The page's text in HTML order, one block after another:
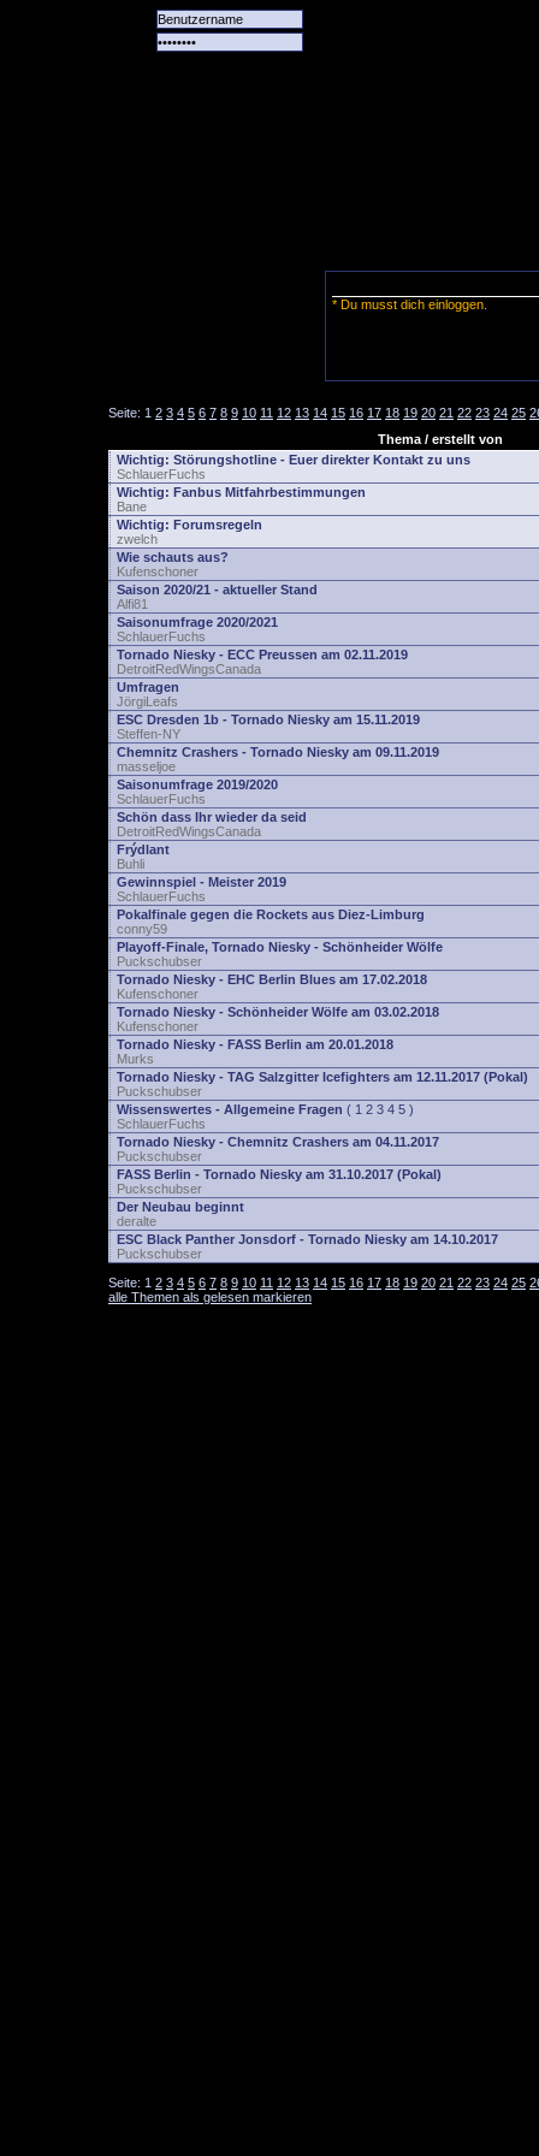
* Du musst dich einloggen.
Seite: 1 2 3 4 5 6 7 8 9 10 11 12 13 14 15 16 17 18 19 20 21 22 23 24 25
Thema / erstellt von
Wichtig: Störungshotline - Euer direkter Kontakt zu uns
SchlauerFuchs
Wichtig: Fanbus Mitfahrbestimmungen
Bane
Wichtig: Forumsregeln
zwelch
Wie schauts aus?
Kufenschoner
Saison 2020/21 - aktueller Stand
Alfi81
Saisonumfrage 2020/2021
SchlauerFuchs
Tornado Niesky - ECC Preussen am 02.11.2019
DetroitRedWingsCanada
Umfragen
JörgiLeafs
ESC Dresden 1b - Tornado Niesky am 15.11.2019
Steffen-NY
Chemnitz Crashers - Tornado Niesky am 09.11.2019
masseljoe
Saisonumfrage 2019/2020
SchlauerFuchs
Schön dass Ihr wieder da seid
DetroitRedWingsCanada
Frýdlant
Buhli
Gewinnspiel - Meister 2019
SchlauerFuchs
Pokalfinale gegen die Rockets aus Diez-Limburg
conny59
Playoff-Finale, Tornado Niesky - Schönheider Wölfe
Puckschubser
Tornado Niesky - EHC Berlin Blues am 17.02.2018
Kufenschoner
Tornado Niesky - Schönheider Wölfe am 03.02.2018
Kufenschoner
Tornado Niesky - FASS Berlin am 20.01.2018
Murks
Tornado Niesky - TAG Salzgitter Icefighters am 12.11.2017 (Pokal)
Puckschubser
Wissenswertes - Allgemeine Fragen ( 1 2 3 4 5 )
SchlauerFuchs
Tornado Niesky - Chemnitz Crashers am 04.11.2017
Puckschubser
FASS Berlin - Tornado Niesky am 31.10.2017 (Pokal)
Puckschubser
Der Neubau beginnt
deralte
ESC Black Panther Jonsdorf - Tornado Niesky am 14.10.2017
Puckschubser
Seite: 1 2 3 4 5 6 7 8 9 10 11 12 13 14 15 16 17 18 19 20 21 22 23 24 25
alle Themen als gelesen markieren